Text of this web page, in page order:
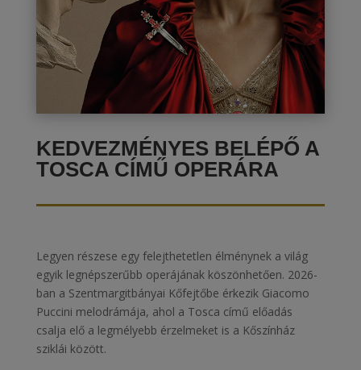
KEDVEZMÉNYES BELÉPŐ A
TOSCA CÍMŰ OPERÁRA
Legyen részese egy felejthetetlen élménynek a világ
egyik legnépszerűbb operájának köszönhetően. 2026-
ban a Szentmargitbányai Kőfejtőbe érkezik Giacomo
Puccini melodrámája, ahol a Tosca című előadás
csalja elő a legmélyebb érzelmeket is a Kőszínház
sziklái között.